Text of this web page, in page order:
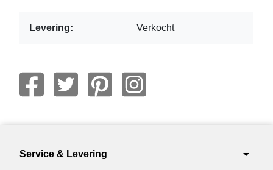
Levering: Verkocht
Service & Levering arrow_drop_down